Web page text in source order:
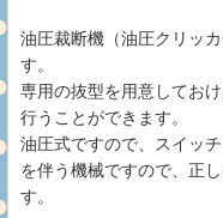
油圧裁断機（油圧クリッ
す。
専用の抜型を用意してお
行うことができます。
油圧式ですので、スイッ
を伴う機械ですので、正
す。